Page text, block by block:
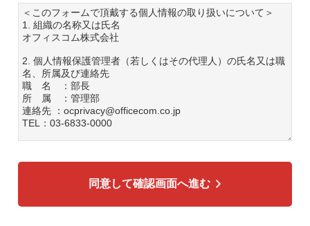
＜このフォームで頂戴する個人情報の取り扱いについて＞
1. 組織の名称又は氏名
オフィスコム株式会社
2. 個人情報保護管理者（若しくはその代理人）の氏名又は職
名、所属及び連絡先
職 名 ：部長
所 属 ：管理部
連絡先 ：ocprivacy@officecom.co.jp
TEL：03-6833-0000
各種お問い合わせ対応のため
広告配信の効率化、マーケティング活動などのために、氏
同意して確認画面へ進む